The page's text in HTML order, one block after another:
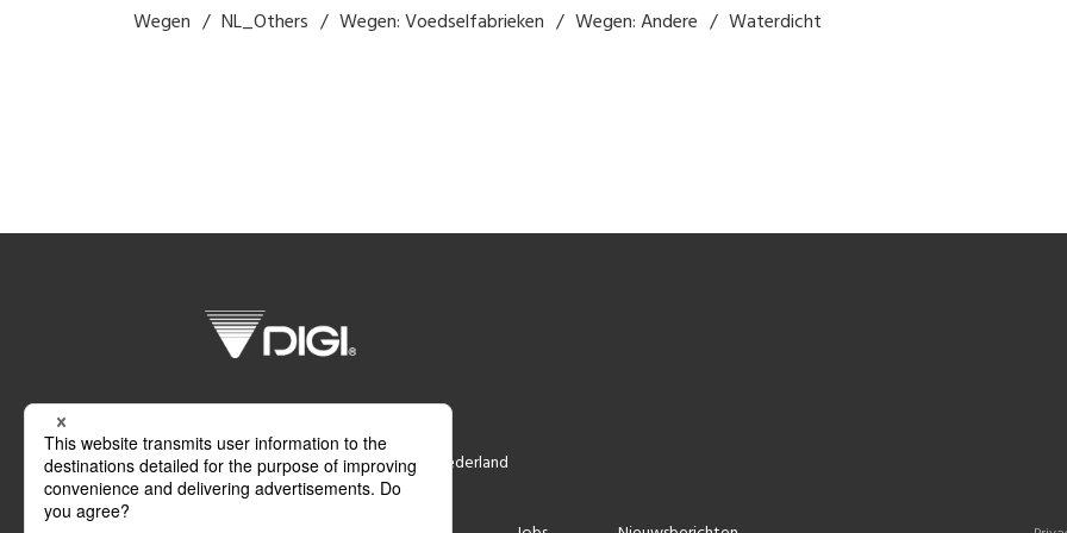
Wegen NL_Others Wegen: Voedselfabrieken Wegen: Andere Waterdicht
Smederij 6, 1185 ZR Amstelveen, Nederland